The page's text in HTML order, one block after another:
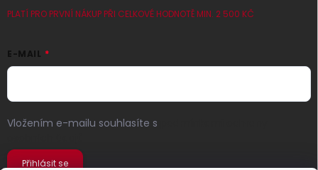
PLATÍ PRO PRVNÍ NÁKUP PŘI CELKOVÉ HODNOTĚ MIN. 2 500 KČ
E-MAIL
Vložením e-mailu souhlasíte s
Přihlásit se